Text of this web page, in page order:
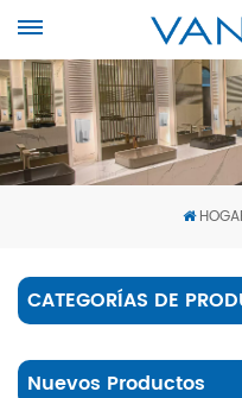
CATEGORÍAS DE
Nuevos Productos